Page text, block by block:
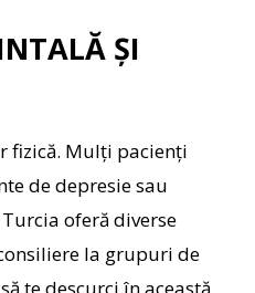
ȘI
fizică. Mulți pacienți
de depresie sau
oferă diverse
la grupuri de